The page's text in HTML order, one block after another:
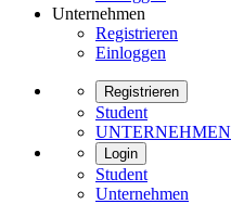
Unternehmen
Registrieren
Einloggen
Registrieren
Student
UNTERNEHMEN
Login
Student
Unternehmen